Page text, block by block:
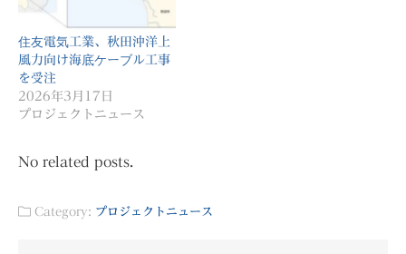
住友電気工業、秋田沖洋上
風力向け海底ケーブル工事
を受注
2026年3月17日
プロジェクトニュース
No related posts.
Category: プロジェクトニュース